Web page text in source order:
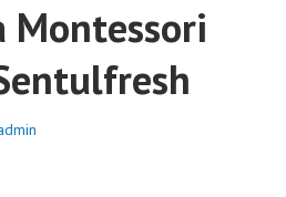
Montessori